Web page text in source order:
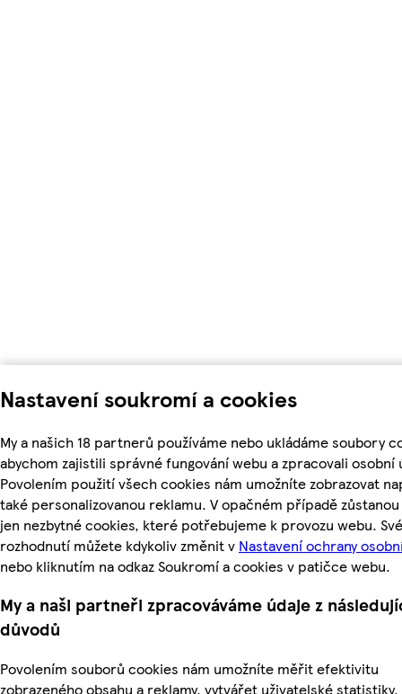
Nastavení soukromí a cookies
My a našich 18 partnerů používáme nebo ukládáme soubory
abychom zajistili správné fungování webu a zpracovali osobní
Povolením použití všech cookies nám umožníte zobrazovat
také personalizovanou reklamu. V opačném případě
jen nezbytné cookies, které potřebujeme k provozu webu. Své
rozhodnutí můžete kdykoliv změnit v Nastavení ochrany
nebo kliknutím na odkaz Soukromí a cookies v patičce webu.
My a naši partneři zpracováváme údaje z
důvodů
Povolením souborů cookies nám umožníte měřit efektivitu
zobrazeného obsahu a reklamy, vytvářet uživatelské